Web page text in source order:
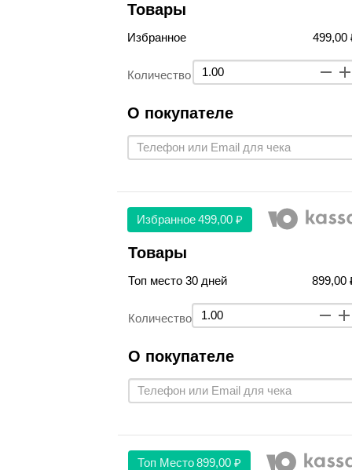
Товары
Избранное 499,00
Количество
О покупателе
Избранное 499,00 ₽
Товары
Топ место 30 дней 899,00
Количество
О покупателе
Топ Место 899,00 ₽